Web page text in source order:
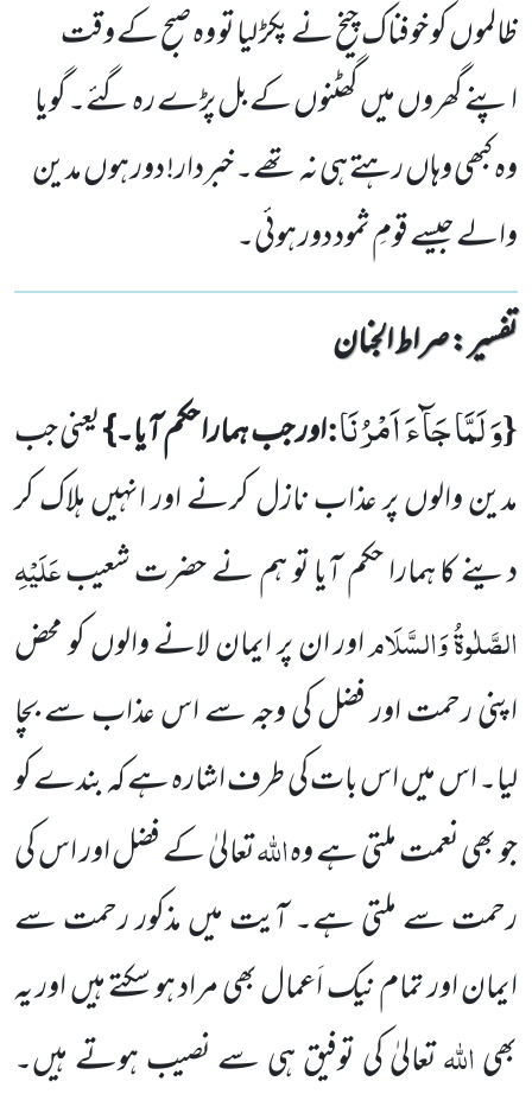
ظالموں کو خوفناک چیخ نے پکڑ لیا تو وہ صبح کے وقت
اپنے گھروں میں گھٹنوں کے بل پڑے رہ گئے۔ گویا
وہ کبھی وہاں رہتے ہی نہ تھے۔ خبردار! دور ہوں مدین
والے جیسے قومِ ثمود دور ہوئی۔
تفسیر : ‎صراط الجنان
{وَ لَمَّا جَآءَ اَمْرُنَا:اور جب ہمارا حکم آیا۔}یعنی جب
مدین والوں پر عذاب نازل کرنے اور انہیں ہلاک کر
دینے کا ہماراحکم آیا تو ہم نے حضرت شعیبعَلَیْہِ
الصَّلٰوۃُ وَالسَّلَاماور ان پر ایمان لانے والوں کو محض
اپنی رحمت اور فضل کی وجہ سے اس عذاب سے بچا
لیا۔ اس میں اس بات کی طرف اشارہ ہے کہ بندے کو
جو بھی نعمت ملتی ہے وہاللہتعالیٰ کے فضل اور اس کی
رحمت سے ملتی ہے۔ آیت میں مذکور رحمت سے
ایمان اور تمام نیک اَعمال بھی مراد ہو سکتے ہیں اور یہ
بھیاللہتعالیٰ کی توفیق ہی سے نصیب ہوتے ہیں۔